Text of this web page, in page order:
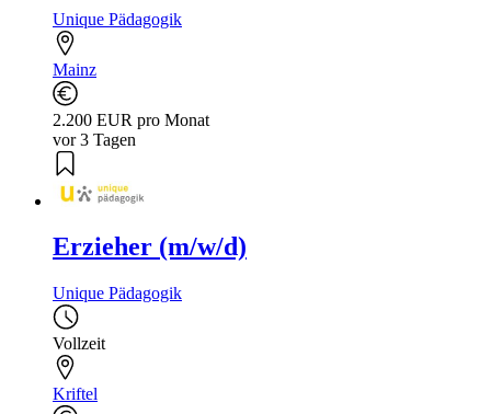
Unique Pädagogik
Mainz
2.200 EUR pro Monat
vor 3 Tagen
Erzieher (m/w/d)
Unique Pädagogik
Vollzeit
Kriftel